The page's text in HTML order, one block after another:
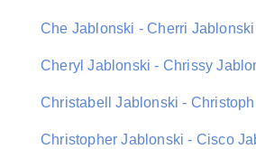
Che Jablonski - Cherri Jablonski
Cheryl Jablonski - Chrissy
Christabell Jablonski -
Christopher Jablonski - Cisco